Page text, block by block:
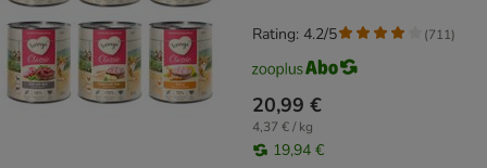
20,99 €
4,37 € / kg
19,94 €
Rating: 4.2/5 (711)